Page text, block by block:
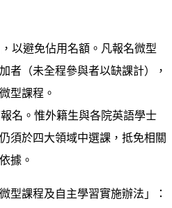
以避免佔用名額。凡報名微型
者（未全程參與者以缺課計），
型課程。
名。惟外籍生與各院英語學士
須於四大領域中選課，抵免相關
據。
型課程及自主學習實施辦法」：